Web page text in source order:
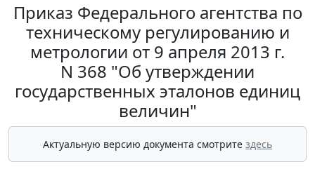
Приказ Федерального агентства по
техническому регулированию и
метрологии от 9 апреля 2013 г.
N 368 "Об утверждении
государственных эталонов единиц
величин"
Актуальную версию документа смотрите здесь